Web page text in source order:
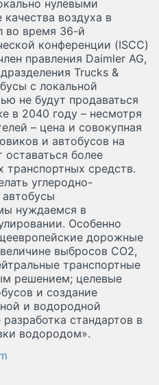
нулевыми
воздуха в
во время 36-й
конференции (ISCC)
правления Daimler AG,
Trucks &
с локальной
не будут продаваться
в 2040 году – несмотря
– цена и совокупная
и автобусов на
оставаться более
транспортных средств.
углеродно-
нуждаемся в
Особенно
дорожные
выбросов СО2,
транспортные
решением; целевые
и создание
и водородной
стандартов в
водородом».